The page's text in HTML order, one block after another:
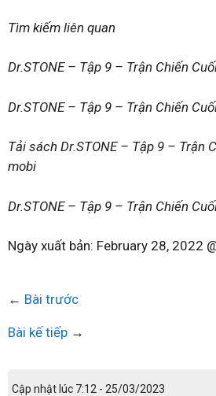
Tìm kiếm liên quan
Dr.STONE – Tập 9 – Trận Chiến
Dr.STONE – Tập 9 – Trận Chiến
Tải sách Dr.STONE – Tập 9 – Trận
mobi
Dr.STONE – Tập 9 – Trận Chiến
Ngày xuất bản: February 28, 2022
← Bài trước
Bài kế tiếp →
Cập nhật lúc 7:12 - 25/03/2023